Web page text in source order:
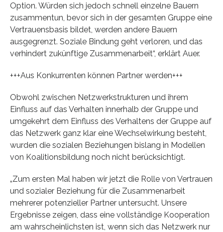
Option. Würden sich jedoch schnell einzelne Bauern
zusammentun, bevor sich in der gesamten Gruppe eine
Vertrauensbasis bildet, werden andere Bauern
ausgegrenzt. Soziale Bindung geht verloren, und das
verhindert zukünftige Zusammenarbeit“, erklärt Auer.
+++Aus Konkurrenten können Partner werden+++
Obwohl zwischen Netzwerkstrukturen und ihrem
Einfluss auf das Verhalten innerhalb der Gruppe und
umgekehrt dem Einfluss des Verhaltens der Gruppe auf
das Netzwerk ganz klar eine Wechselwirkung besteht,
wurden die sozialen Beziehungen bislang in Modellen
von Koalitionsbildung noch nicht berücksichtigt.
„Zum ersten Mal haben wir jetzt die Rolle von Vertrauen
und sozialer Beziehung für die Zusammenarbeit
mehrerer potenzieller Partner untersucht. Unsere
Ergebnisse zeigen, dass eine vollständige Kooperation
am wahrscheinlichsten ist, wenn sich das Netzwerk nur